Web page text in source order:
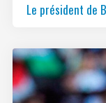
Le président de